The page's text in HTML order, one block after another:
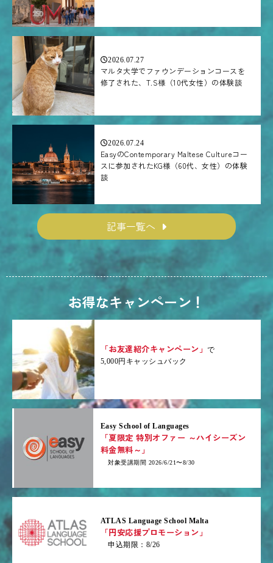
2026.07.27
マルタ大学でファウンデーションコースを
修了された、T.S様（10代女性）の体験談
2026.07.24
EasyのContemporary Maltese Cultureコー
スに参加されたKG様（60代、女性）の体験
談
記事一覧へ
お得なキャンペーン！
「お友達紹介キャンペーン」で
5,000円キャッシュバック
Easy School of Languages
「夏限定 特別オファー ～ハイシーズン
料金無料～」
対象受講期間 2026/6/21〜8/30
ATLAS Language School Malta
「円安応援プロモーション」
申込期限：8/26